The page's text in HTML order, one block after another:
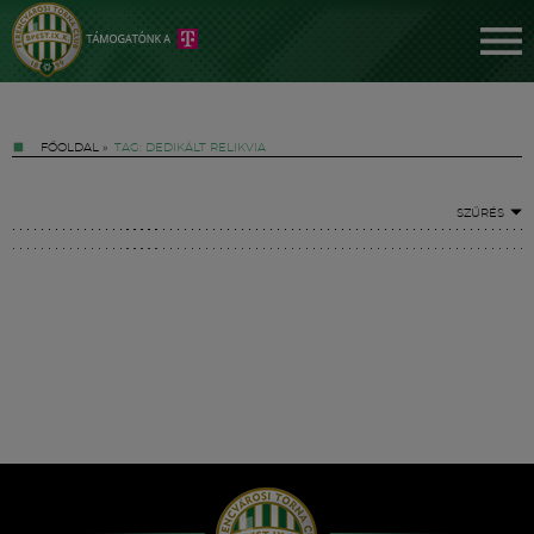
FŐOLDAL » TAG: DEDIKÁLT RELIKVIA
SZŰRÉS
Hírek